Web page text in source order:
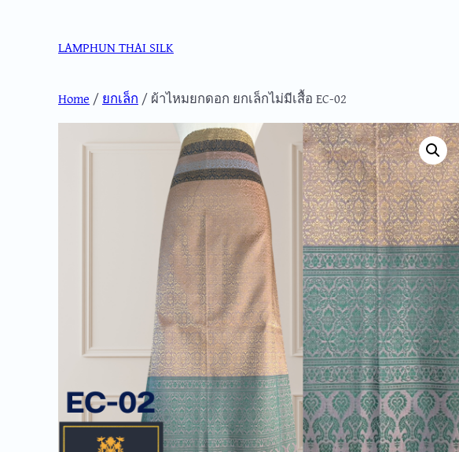
LAMPHUN THAI SILK
Home / ยกเล็ก / ผ้าไหมยกดอก ยกเล็กไม่มีเสื้อ EC-02